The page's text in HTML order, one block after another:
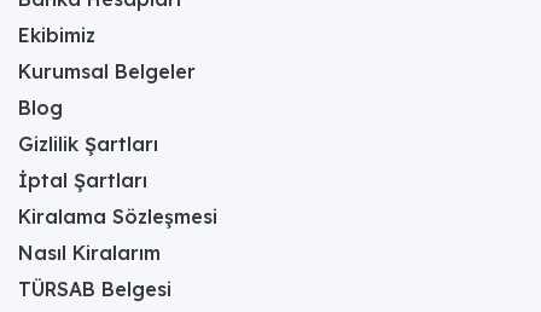
Ekibimiz
Kurumsal Belgeler
Blog
Gizlilik Şartları
İptal Şartları
Kiralama Sözleşmesi
Nasıl Kiralarım
TÜRSAB Belgesi